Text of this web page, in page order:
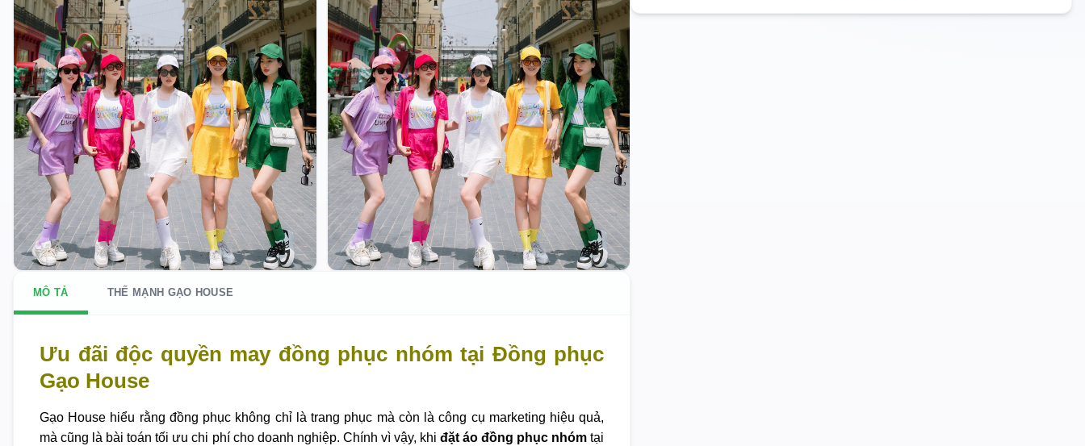
MÔ TẢ THẾ MẠNH GẠO HOUSE
Ưu đãi độc quyền may đồng phục nhóm tại Đồng phục
Gạo House
Gạo House hiểu rằng đồng phục không chỉ là trang phục mà còn là công cụ marketing hiệu quả,
mà cũng là bài toán tối ưu chi phí cho doanh nghiệp. Chính vì vậy, khi đặt áo đồng phục nhóm tại